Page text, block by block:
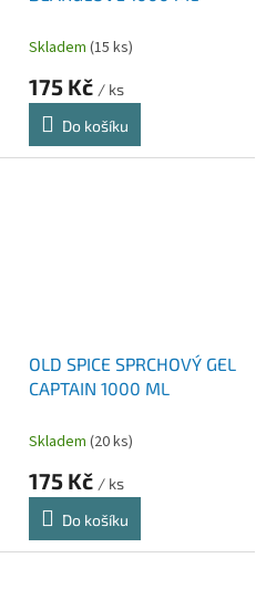
Skladem (15 ks)
175 Kč / ks
Do košíku
OLD SPICE SPRCHOVÝ GEL
CAPTAIN 1000 ML
Skladem (20 ks)
175 Kč / ks
Do košíku